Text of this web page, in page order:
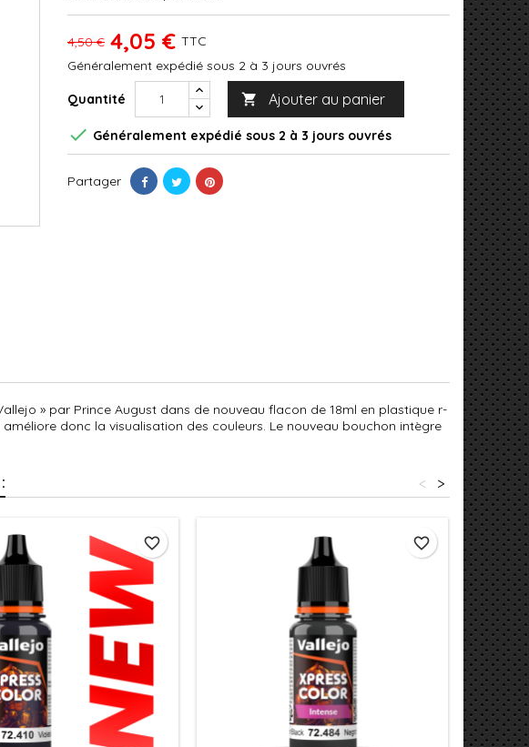
4,50 € 4,05 € TTC
Généralement expédié sous 2 à 3 jours ouvrés
Quantité  Ajouter au panier
 Généralement expédié sous 2 à 3 jours ouvrés
Partager
» par Prince August dans de nouveau flacon de 18ml en plastique r-
donc la visualisation des couleurs. Le nouveau bouchon intègre
>
<
favorite_border favorite_border